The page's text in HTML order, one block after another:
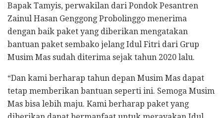
Bapak Tamyis, perwakilan dari Pondok Pesantren
Zainul Hasan Genggong Probolinggo menerima
dengan baik paket yang diberikan mengatakan
bantuan paket sembako jelang Idul Fitri dari Grup
Musim Mas sudah diterima sejak tahun 2020 lalu.
“Dan kami berharap tahun depan Musim Mas dapat
tetap memberikan bantuan seperti ini. Semoga Musim
Mas bisa lebih maju. Kami berharap paket yang